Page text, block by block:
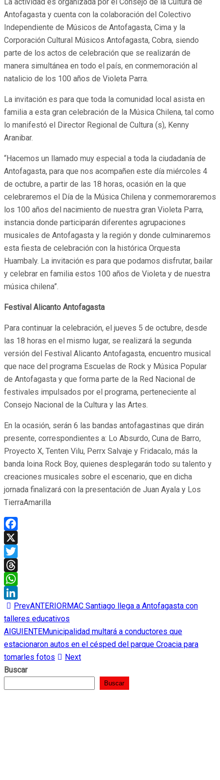
Antofagasta y cuenta con la colaboración del Colectivo
Independiente de Músicos de Antofagasta, Cima y la
Corporación Cultural Músicos Antofagasta, Cobra, siendo
parte de los actos de celebración que se realizarán de
manera simultánea en todo el país, en conmemoración al
natalicio de los 100 años de Violeta Parra.
La invitación es para que toda la comunidad local asista en
familia a esta gran celebración de la Música Chilena, tal como
lo manifestó el Director Regional de Cultura (s), Kenny
Aranibar.
“Hacemos un llamado muy especial a toda la ciudadanía de
Antofagasta, para que nos acompañen este día miércoles 4
de octubre, a partir de las 18 horas, ocasión en la que
celebraremos el Día de la Música Chilena y conmemoraremos
los 100 años del nacimiento de nuestra gran Violeta Parra,
instancia donde participarán diferentes agrupaciones
musicales de Antofagasta y la región y donde culminaremos
esta fiesta de celebración con la histórica Orquesta
Huambaly. La invitación es para que podamos disfrutar, bailar
y celebrar en familia estos 100 años de Violeta y de nuestra
música chilena”.
Festival Alicanto Antofagasta
Para continuar la celebración, el jueves 5 de octubre, desde
las 18 horas en el mismo lugar, se realizará la segunda
versión del Festival Alicanto Antofagasta, encuentro musical
que nace del programa Escuelas de Rock y Música Popular
de Antofagasta y que forma parte de la Red Nacional de
festivales impulsados por el programa, perteneciente al
Consejo Nacional de la Cultura y las Artes.
En la ocasión, serán 6 las bandas antofagastinas que dirán
presente, correspondientes a: Lo Absurdo, Cuna de Barro,
Proyecto X, Tenten Vilu, Perrx Salvaje y Fridacalo, más la
banda loina Rock Boy, quienes desplegarán todo su talento y
creaciones musicales sobre el escenario, que en dicha
jornada finalizará con la presentación de Juan Ayala y Los
TierraAmarilla
Facebook
X
Twitter
Threads
WhatsApp
LinkedIn
PrevANTERIORMAC Santiago llega a Antofagasta con
talleres educativos
AIGUIENTEMunicipalidad multará a conductores que
estacionaron autos en el césped del parque Croacia para
tomarles fotos
Next
Buscar
Buscar